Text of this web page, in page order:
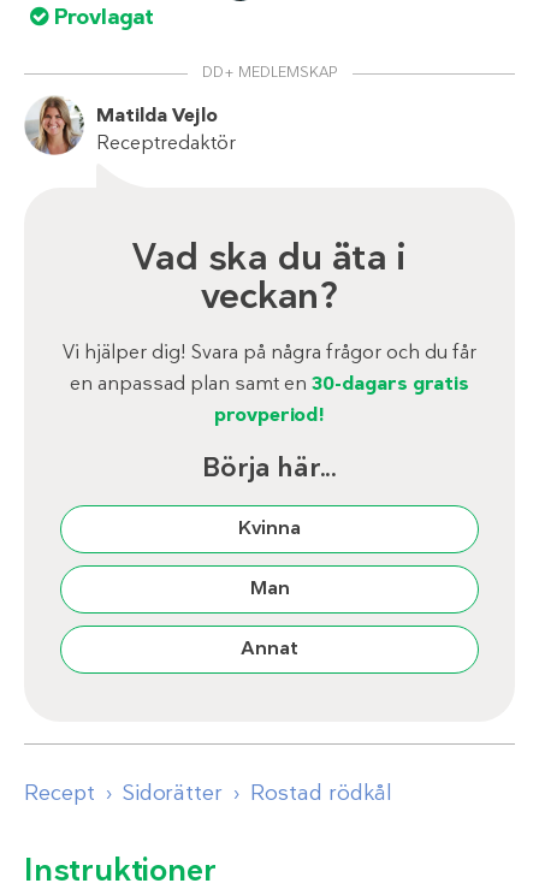
Provlagat
DD+ MEDLEMSKAP
Matilda Vejlo
Receptredaktör
Vad ska du äta i
veckan?
Vi hjälper dig! Svara på några frågor och du får
en anpassad plan samt en 30-dagars gratis
provperiod!
Börja här...
Kvinna
Man
Annat
Recept Sidorätter Rostad rödkål
Instruktioner